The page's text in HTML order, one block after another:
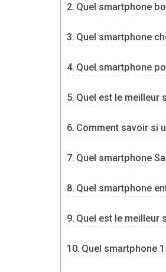
Quel smartphone
Quel smartphone
Quel smartphone
Quel est le meilleur
Comment savoir si
Quel smartphone
Quel smartphone
Quel est le meilleur
Quel smartphone